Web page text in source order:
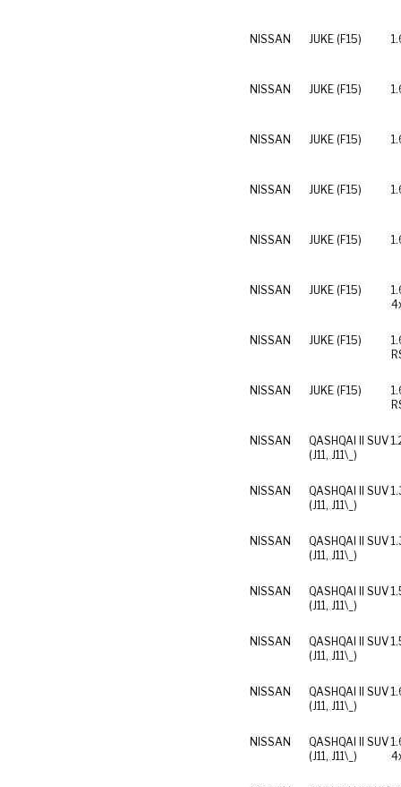
NISSAN JUKE (F15)
NISSAN JUKE (F15)
NISSAN JUKE (F15)
NISSAN JUKE (F15)
NISSAN JUKE (F15)
NISSAN JUKE (F15)
NISSAN JUKE (F15)
NISSAN JUKE (F15)
NISSAN
QASHQAI II SUV
(J11, J11\_)
NISSAN
QASHQAI II SUV
(J11, J11\_)
NISSAN
QASHQAI II SUV
(J11, J11\_)
NISSAN
QASHQAI II SUV
(J11, J11\_)
NISSAN
QASHQAI II SUV
(J11, J11\_)
NISSAN
QASHQAI II SUV
(J11, J11\_)
NISSAN
QASHQAI II SUV
(J11, J11\_)